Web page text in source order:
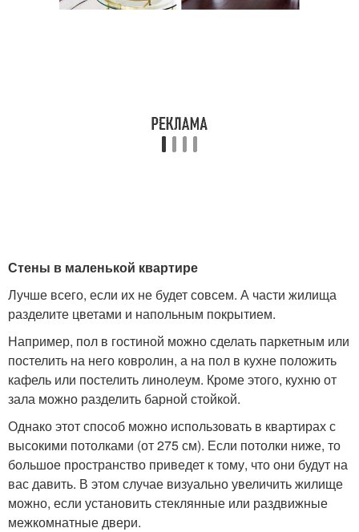
Стены в маленькой квартире
Лучше всего, если их не будет совсем. А части жилища
разделите цветами и напольным покрытием.
Например, пол в гостиной можно сделать паркетным или
постелить на него ковролин, а на пол в кухне положить
кафель или постелить линолеум. Кроме этого, кухню от
зала можно разделить барной стойкой.
Однако этот способ можно использовать в квартирах с
высокими потолками (от 275 см). Если потолки ниже, то
большое пространство приведет к тому, что они будут на
вас давить. В этом случае визуально увеличить жилище
можно, если установить стеклянные или раздвижные
межкомнатные двери.